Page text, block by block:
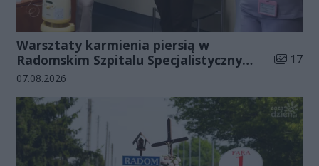
Warsztaty karmienia piersią w
Radomskim Szpitalu Specjalistycznym
(zdjęcia)
Liczba
17
Data dodania galerii:
07.08.2026